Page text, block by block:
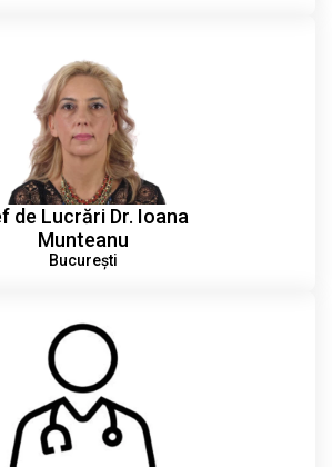
de Lucrări Dr. Ioana
Munteanu
București